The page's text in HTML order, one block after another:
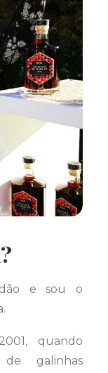
e sou o
quando
galinhas